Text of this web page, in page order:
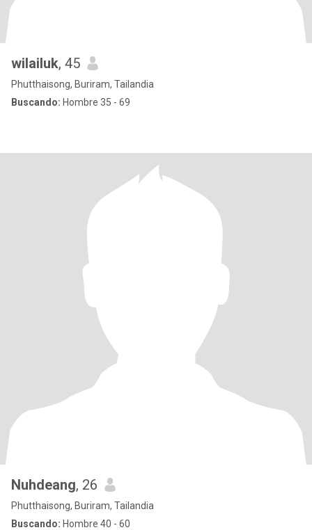
wilailuk, 45
Phutthaisong, Buriram, Tailandia
Buscando: Hombre 35 - 69
Nuhdeang, 26
Phutthaisong, Buriram, Tailandia
Buscando: Hombre 40 - 60